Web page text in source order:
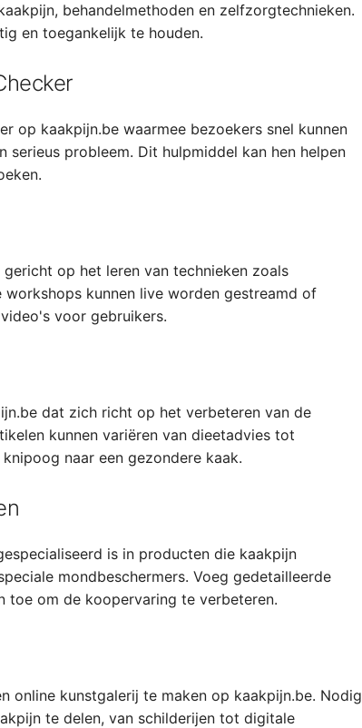
behandelmethoden en zelfzorgtechnieken.
en toegankelijk te houden.
op kaakpijn.be waarmee bezoekers snel kunnen
probleem. Dit hulpmiddel kan hen helpen
op het leren van technieken zoals
workshops kunnen live worden gestreamd of
voor gebruikers.
dat zich richt op het verbeteren van de
kunnen variëren van dieetadvies tot
naar een gezondere kaak.
is in producten die kaakpijn
mondbeschermers. Voeg gedetailleerde
toe om de koopervaring te verbeteren.
online kunstgalerij te maken op kaakpijn.be. Nodig
te delen, van schilderijen tot digitale